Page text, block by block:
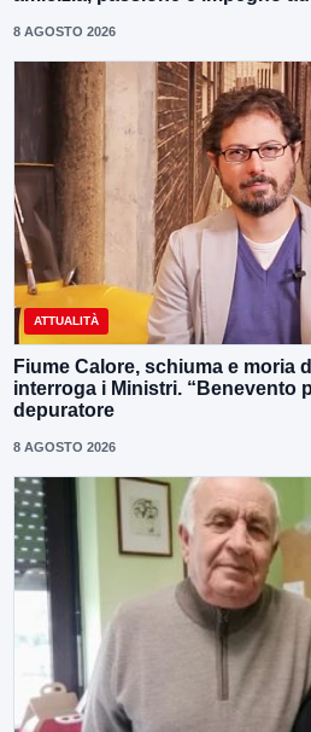
8 AGOSTO 2026
ATTUALITÀ
Fiume Calore, schiuma e moria
interroga i Ministri. “Benevento
depuratore
8 AGOSTO 2026